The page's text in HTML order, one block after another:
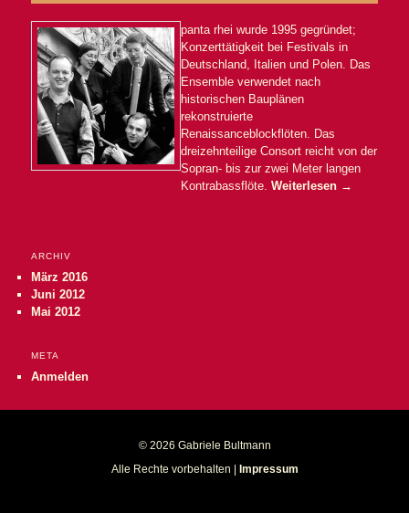
panta rhei wurde 1995 gegründet;
Konzerttätigkeit bei Festivals in
Deutschland, Italien und Polen. Das
Ensemble verwendet nach
historischen Bauplänen
rekonstruierte
Renaissanceblockflöten. Das
dreizehnteilige Consort reicht von der
Sopran- bis zur zwei Meter langen
Kontrabassflöte.Weiterlesen →
ARCHIV
März 2016
Juni 2012
Mai 2012
META
Anmelden
© 2026 Gabriele Bultmann
Alle Rechte vorbehalten |
Impressum